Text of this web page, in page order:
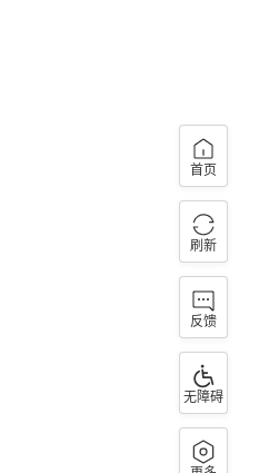
首页
刷新
反馈
无障碍